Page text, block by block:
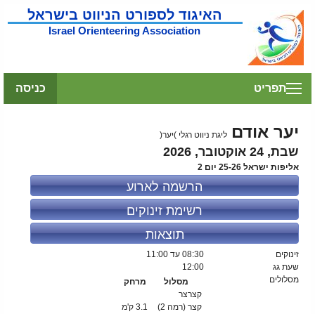
האיגוד לספורט הניווט בישראל
Israel Orienteering Association
כניסה תפריט
יער אודם ליגת ניווט רגלי )יער(
שבת, 24 אוקטובר, 2026
אליפות ישראל 25-26 יום 2
הרשמה לארוע
רשימת זינוקים
תוצאות
זינוקים 08:30 עד 11:00
שעת גג
12:00
מסלולים
מסלול
מרחק
קצרצר
קצר (רמה 2)
3.1 ק'מ